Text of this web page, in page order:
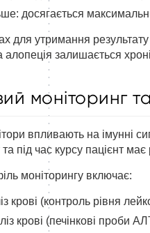
досягається
для утримання
алопеція залишається
моніторинг
впливають на імунні
під час курсу пацієнт
моніторингу включає:
крові (контроль рівня
крові (печінкові проби